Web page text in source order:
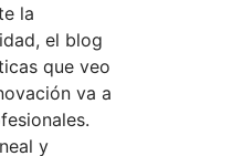
la
el blog
que veo
va a
y